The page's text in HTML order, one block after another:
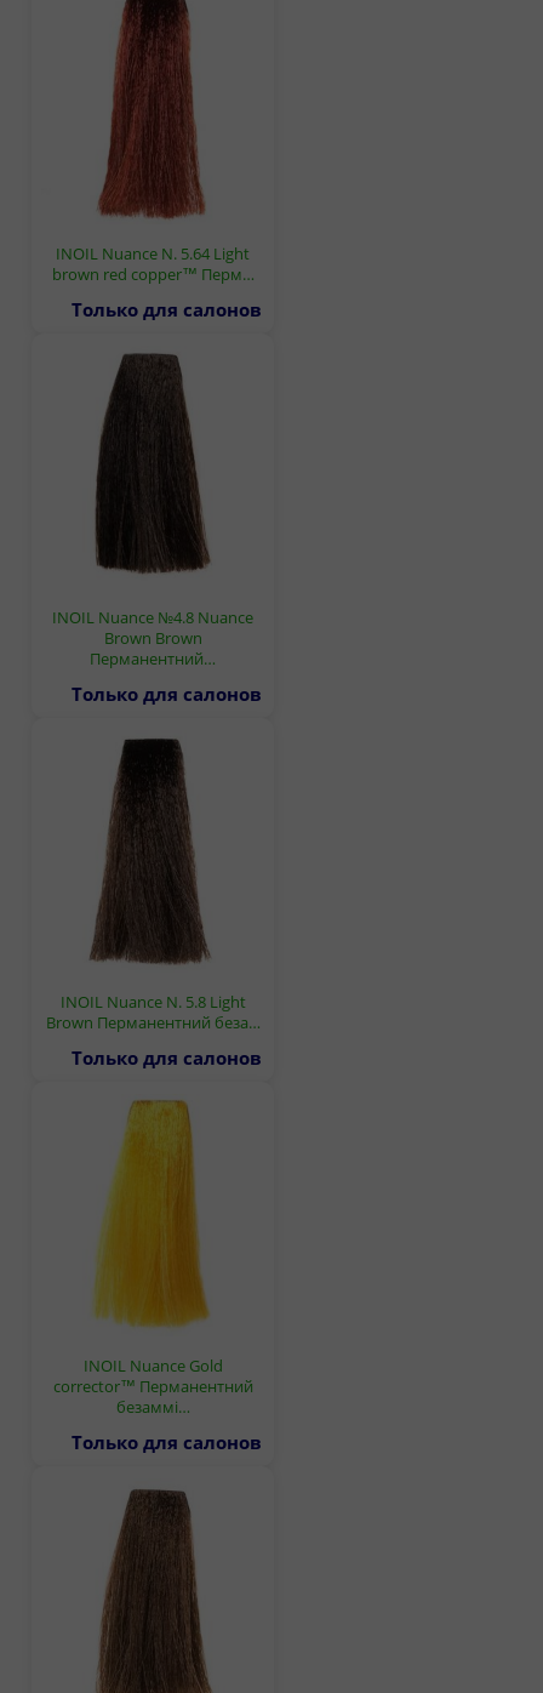
INOIL Nuance N. 5.64 Light
brown red copper™ Перм…
Только для салонов
INOIL Nuance №4.8 Nuance
Brown Brown
Перманентний…
Только для салонов
INOIL Nuance N. 5.8 Light
Brown Перманентний беза…
Только для салонов
INOIL Nuance Gold
corrector™ Перманентний
безаммі…
Только для салонов